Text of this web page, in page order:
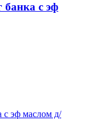
банка с эф